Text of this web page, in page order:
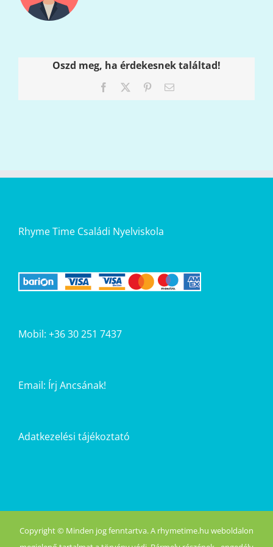
Oszd meg, ha érdekesnek találtad!
Facebook PinterestEmail:
Rhyme Time Családi Nyelviskola
Mobil: +36 30 251 7437
Email: Írj Ancsának!
Adatkezelési tájékoztató
Copyright © Minden jog fenntartva. A rhymetime.hu weboldalon